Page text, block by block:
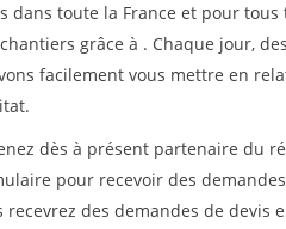
dans toute la France et pour
grâce à . Chaque jour,
facilement vous mettre en
dès à présent partenaire du
pour recevoir des
recevrez des demandes de devis